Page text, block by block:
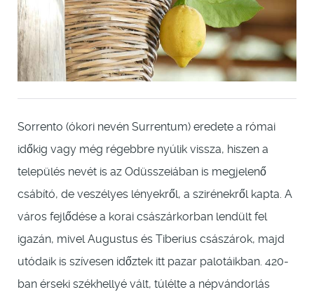
Sorrento (ókori nevén Surrentum) eredete a római
időkig vagy még régebbre nyúlik vissza, hiszen a
település nevét is az Odüsszeiában is megjelenő
csábító, de veszélyes lényekről, a szirénekről kapta. A
város fejlődése a korai császárkorban lendült fel
igazán, mivel Augustus és Tiberius császárok, majd
utódaik is szívesen időztek itt pazar palotáikban. 420-
ban érseki székhellyé vált, túlélte a népvándorlás